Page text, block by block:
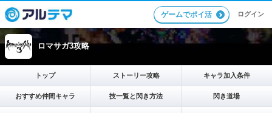
ゲームでポイ活 ログイン
ロマサガ3攻略
トップ ストーリー攻略 キャラ加入条件
おすすめ仲間キャラ 技一覧と閃き方法 閃き道場